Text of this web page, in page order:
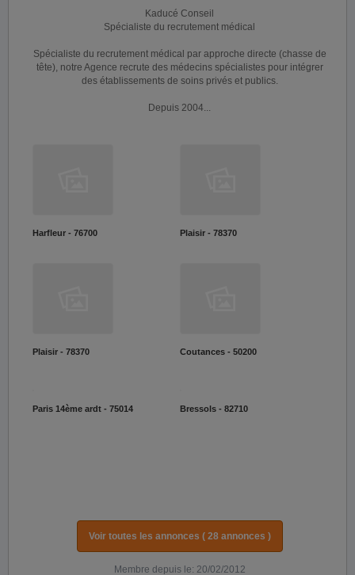
Kaducé Conseil
Spécialiste du recrutement médical
Spécialiste du recrutement médical par approche directe (chasse de
tête), notre Agence recrute des médecins spécialistes pour intégrer
des établissements de soins privés et publics.
Depuis 2004...
Harfleur - 76700 Plaisir - 78370
Plaisir - 78370 Coutances - 50200
Paris 14ème ardt - 75014 Bressols - 82710
Voir toutes les annonces ( 28 annonces )
Membre depuis le: 20/02/2012